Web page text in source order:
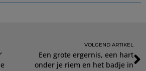
VOLGEND ARTIKEL
Een grote ergernis, een hart
onder je riem en het badje in